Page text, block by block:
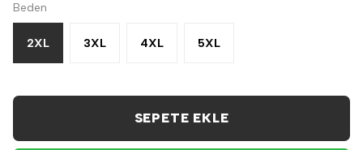
Beden
2XL 3XL 4XL 5XL
SEPETE EKLE